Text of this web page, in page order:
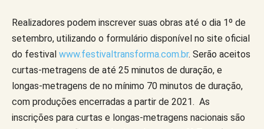
Realizadores podem inscrever suas obras até o dia 1º de
setembro, utilizando o formulário disponível no site oficial
do festival www.festivaltransforma.com.br. Serão aceitos
curtas-metragens de até 25 minutos de duração, e
longas-metragens de no mínimo 70 minutos de duração,
com produções encerradas a partir de 2021. As
inscrições para curtas e longas-metragens nacionais são